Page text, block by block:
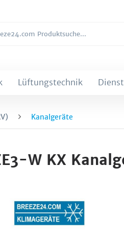
Lüftungstechnik
Kanalgeräte
W KX